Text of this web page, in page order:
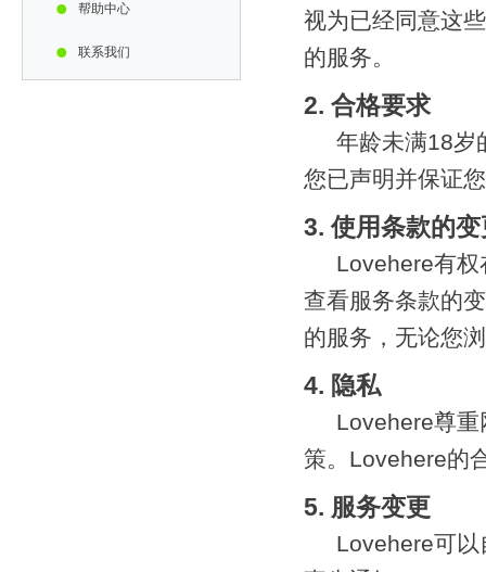
• 帮助中心
• 联系我们
视为已经同意这
的服务。
2. 合格要求
年龄未满18岁
您已声明并保证
3. 使用条款的变
Lovehere有权
查看服务条款的
的服务，无论您
4. 隐私
Lovehere尊重
策。Lovehere的
5. 服务变更
Lovehere可以